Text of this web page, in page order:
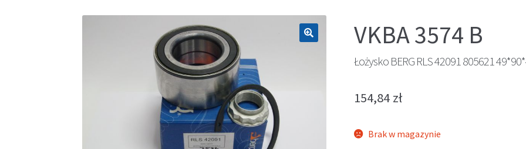
VKBA 3574 B
Łożysko BERG RLS 42091 805621
154,84 zł
Brak w magazynie